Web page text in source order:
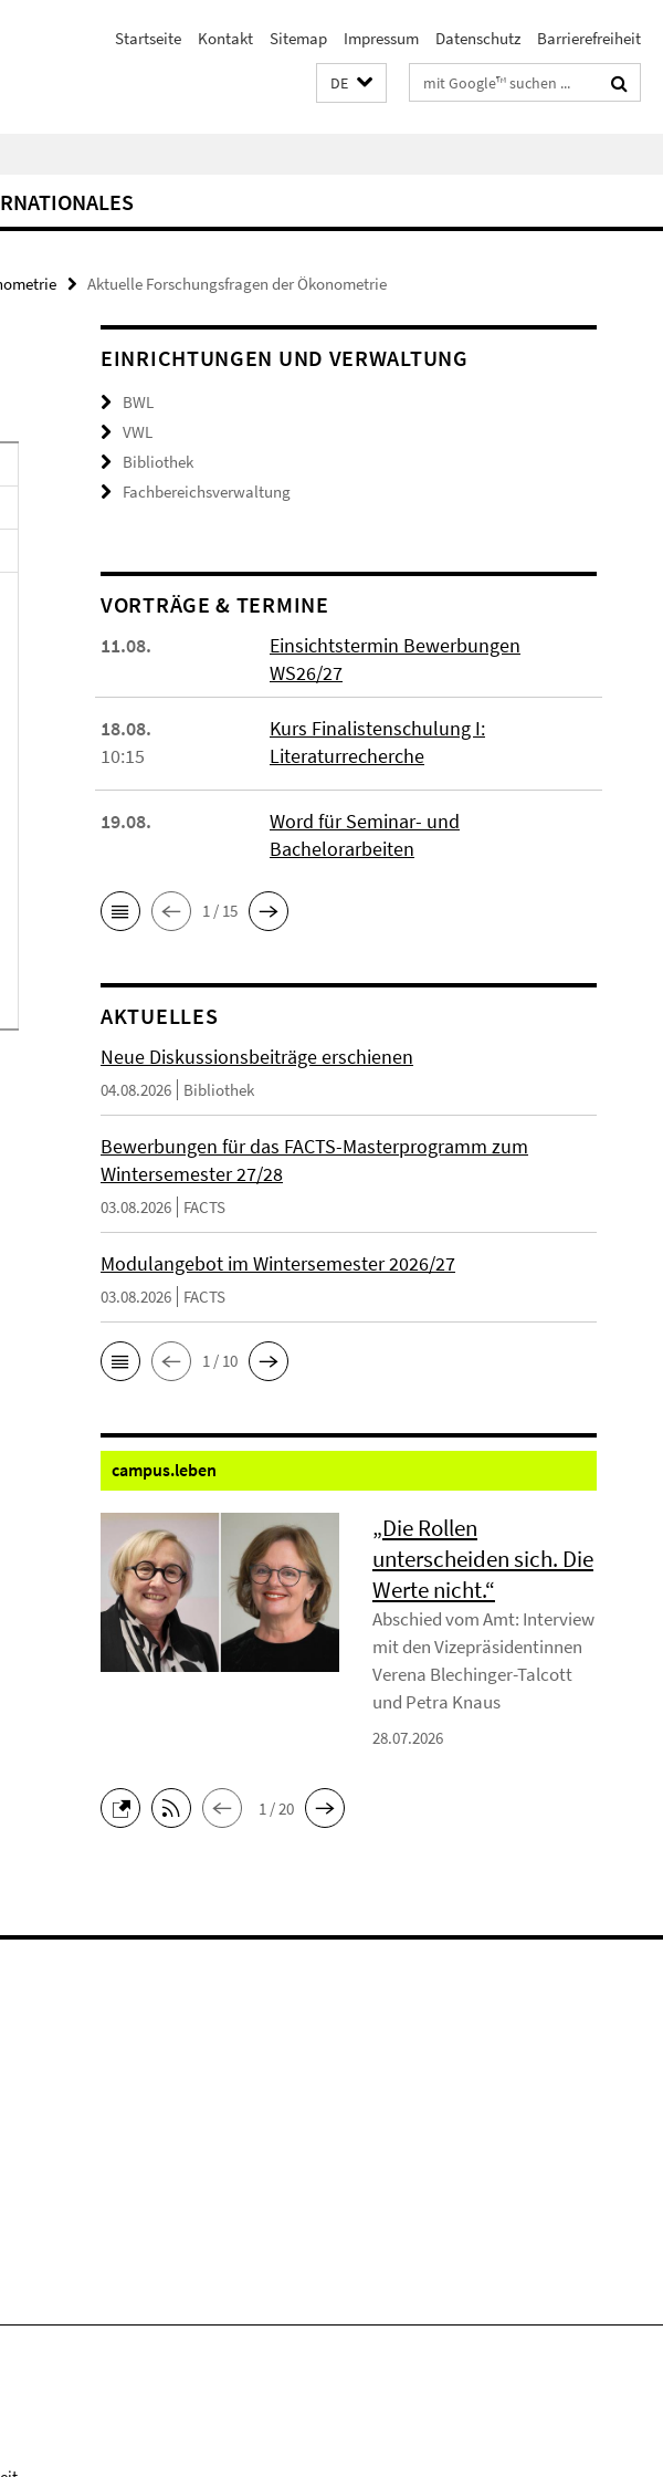
Startseite Kontakt Sitemap Impressum Datenschutz Barrierefreiheit
DE Suchbegriffe
Aktuelle Forschungsfragen der Ökonometrie
EINRICHTUNGEN UND VERWALTUNG
BWL
VWL
Bibliothek
Fachbereichsverwaltung
VORTRÄGE & TERMINE
11.08.
Einsichtstermin Bewerbungen
WS26/27
18.08.
10:15
Kurs Finalistenschulung I:
Literaturrecherche
19.08.
Word für Seminar- und
Bachelorarbeiten
1 / 15
AKTUELLES
Neue Diskussionsbeiträge erschienen
04.08.2026 Bibliothek
Bewerbungen für das FACTS-Masterprogramm zum
Wintersemester 27/28
03.08.2026 FACTS
Modulangebot im Wintersemester 2026/27
03.08.2026 FACTS
1 / 10
campus.leben
„Die Rollen
unterscheiden sich. Die
Werte nicht.“
Abschied vom Amt: Interview
mit den Vizepräsidentinnen
Verena Blechinger-Talcott
und Petra Knaus
28.07.2026
1 / 20